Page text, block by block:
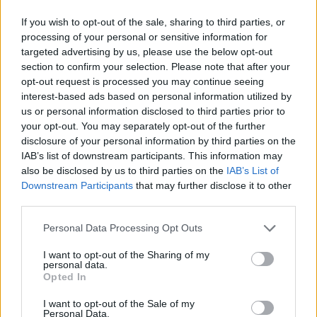
If you wish to opt-out of the sale, sharing to third parties, or
processing of your personal or sensitive information for
targeted advertising by us, please use the below opt-out
section to confirm your selection. Please note that after your
opt-out request is processed you may continue seeing
interest-based ads based on personal information utilized by
us or personal information disclosed to third parties prior to
your opt-out. You may separately opt-out of the further
disclosure of your personal information by third parties on the
IAB’s list of downstream participants. This information may
also be disclosed by us to third parties on the IAB’s List of
Downstream Participants that may further disclose it to other
Please note that this website/app uses one or more Google
not limited to your visit or usage behaviour. You may click to
grant or deny consent to Google and its third-party tags to
use your data for below specified purposes in below Google
consent section.
Personal Data Processing Opt Outs
I want to opt-out of the Sharing of my
personal data.
Opted In
I want to opt-out of the Sale of my
Personal Data.
Nuovi stalli residenti a Palau, il Comune
completa l’iter
Film internazionale, casting per comparse in
Costa Smeralda
Porto Rotondo ospita la grande sfida della vela
nell’estate 2026
Controlli all’aeroporto di Olbia, sequestrati